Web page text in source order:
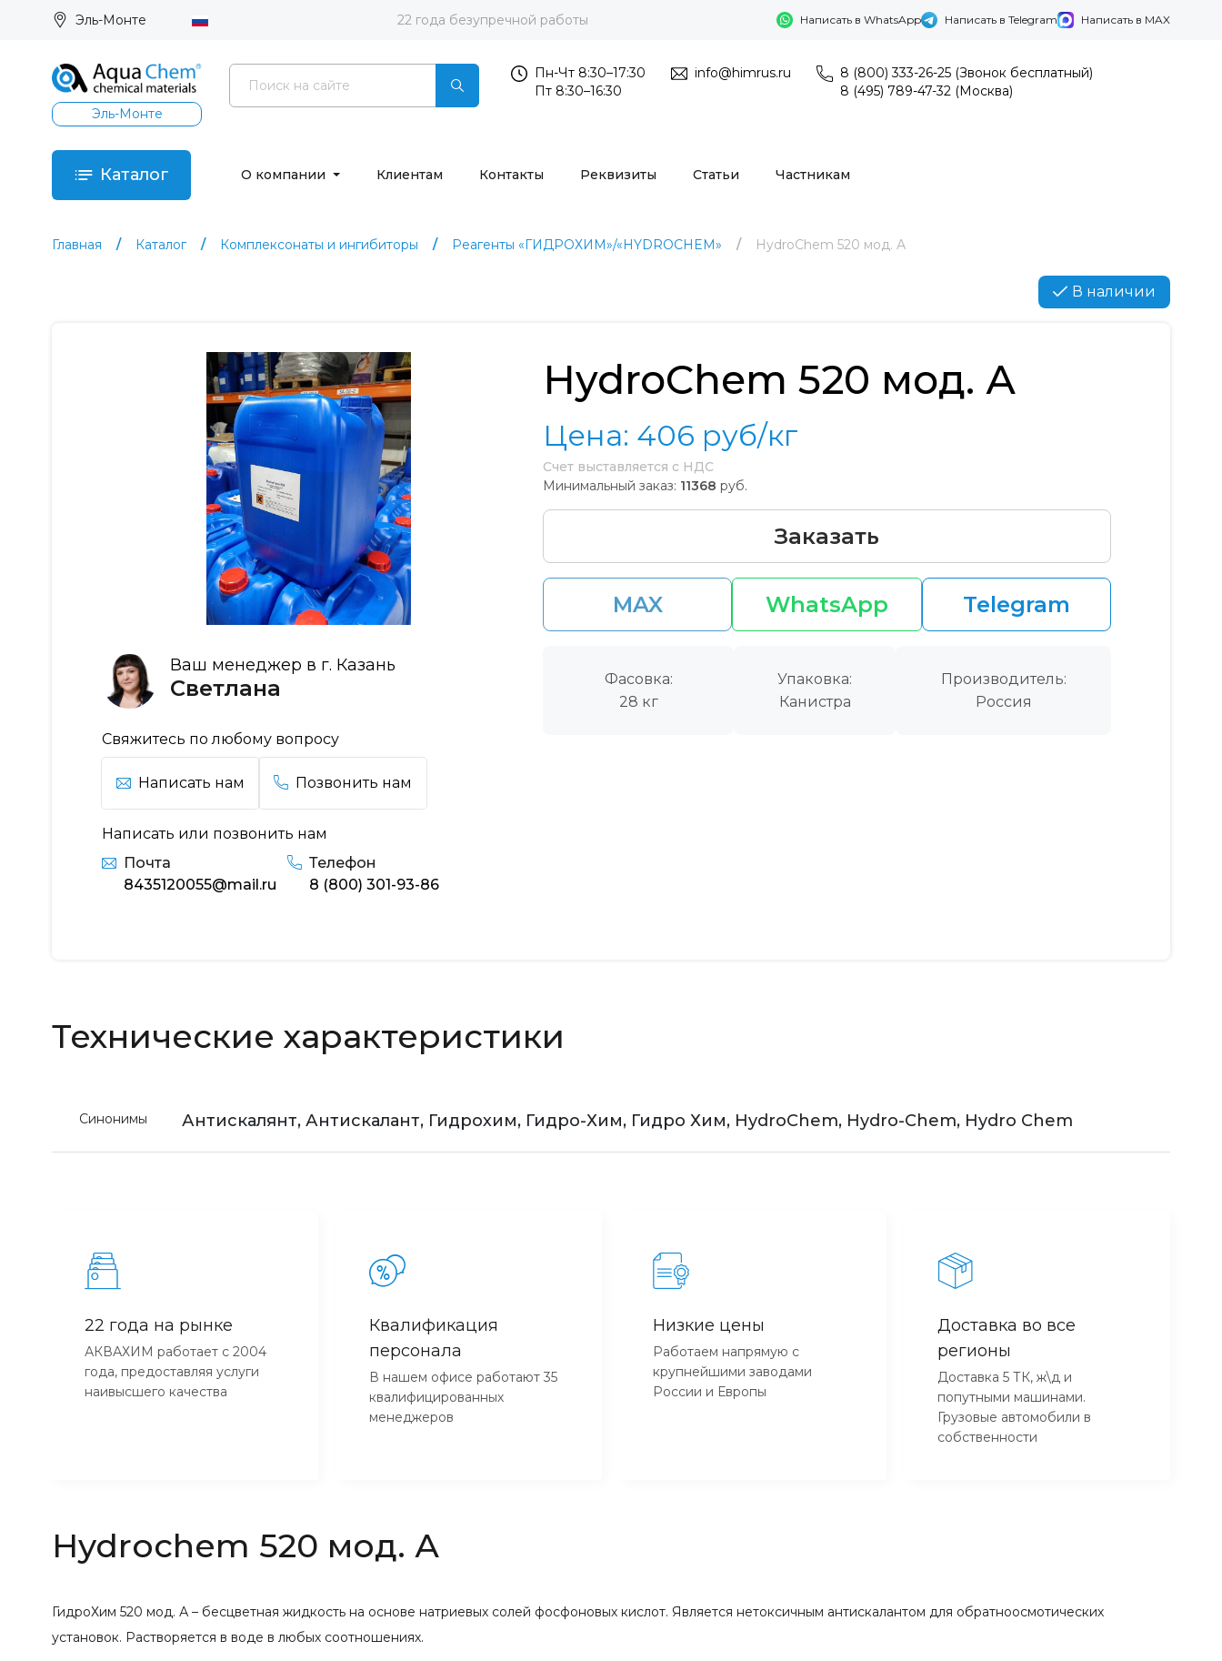
Эль-Монте 22 года безупречной работы Написать в WhatsApp Написать в Telegram Написать в MAX
Эль-Монте
Пн-Чт 8:30–17:30
Пт 8:30–16:30
info@himrus.ru
8 (800) 333-26-25 (Звонок бесплатный)
8 (495) 789-47-32 (Москва)
Каталог О компании Клиентам Контакты Реквизиты Статьи Частникам
Главная Каталог Комплексонаты и ингибиторы Реагенты «ГИДРОХИМ»/«HYDROCHEM» HydroChem 520 мод. А
В наличии
Ваш менеджер в г. Казань
Светлана
Свяжитесь по любому вопросу
Написать нам Позвонить нам
Написать или позвонить нам
Почта
8435120055@mail.ru
Телефон
8 (800) 301-93-86
HydroChem 520 мод. А
Цена: 406 руб/кг
Счет выставляется с НДС
Минимальный заказ: 11368 руб.
Заказать
MAX WhatsApp Telegram
Фасовка:
28 кг
Упаковка:
Канистра
Производитель:
Россия
Технические характеристики
Синонимы Антискалянт, Антискалант, Гидрохим, Гидро-Хим, Гидро Хим, HydroChem, Hydro-Chem, Hydro Chem
22 года на рынке
АКВАХИМ работает с 2004
года, предоставляя услуги
наивысшего качества
Квалификация
персонала
В нашем офисе работают 35
квалифицированных
менеджеров
Низкие цены
Работаем напрямую с
крупнейшими заводами
России и Европы
Доставка во все
регионы
Доставка 5 ТК, ж\д и
попутными машинами.
Грузовые автомобили в
собственности
Hydrochem 520 мод. А
ГидроХим 520 мод. А – бесцветная жидкость на основе натриевых солей фосфоновых кислот. Является нетоксичным антискалантом для обратноосмотических
установок. Растворяется в воде в любых соотношениях.